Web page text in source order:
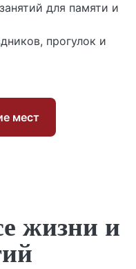
для памяти и
прогулок и
мест
жизни и